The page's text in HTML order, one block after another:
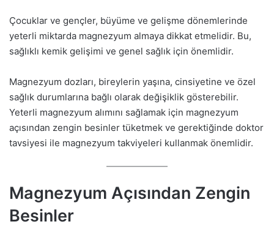
Çocuklar ve gençler, büyüme ve gelişme dönemlerinde
yeterli miktarda magnezyum almaya dikkat etmelidir. Bu,
sağlıklı kemik gelişimi ve genel sağlık için önemlidir.
Magnezyum dozları, bireylerin yaşına, cinsiyetine ve özel
sağlık durumlarına bağlı olarak değişiklik gösterebilir.
Yeterli magnezyum alımını sağlamak için magnezyum
açısından zengin besinler tüketmek ve gerektiğinde doktor
tavsiyesi ile magnezyum takviyeleri kullanmak önemlidir.
Magnezyum Açısından Zengin
Besinler